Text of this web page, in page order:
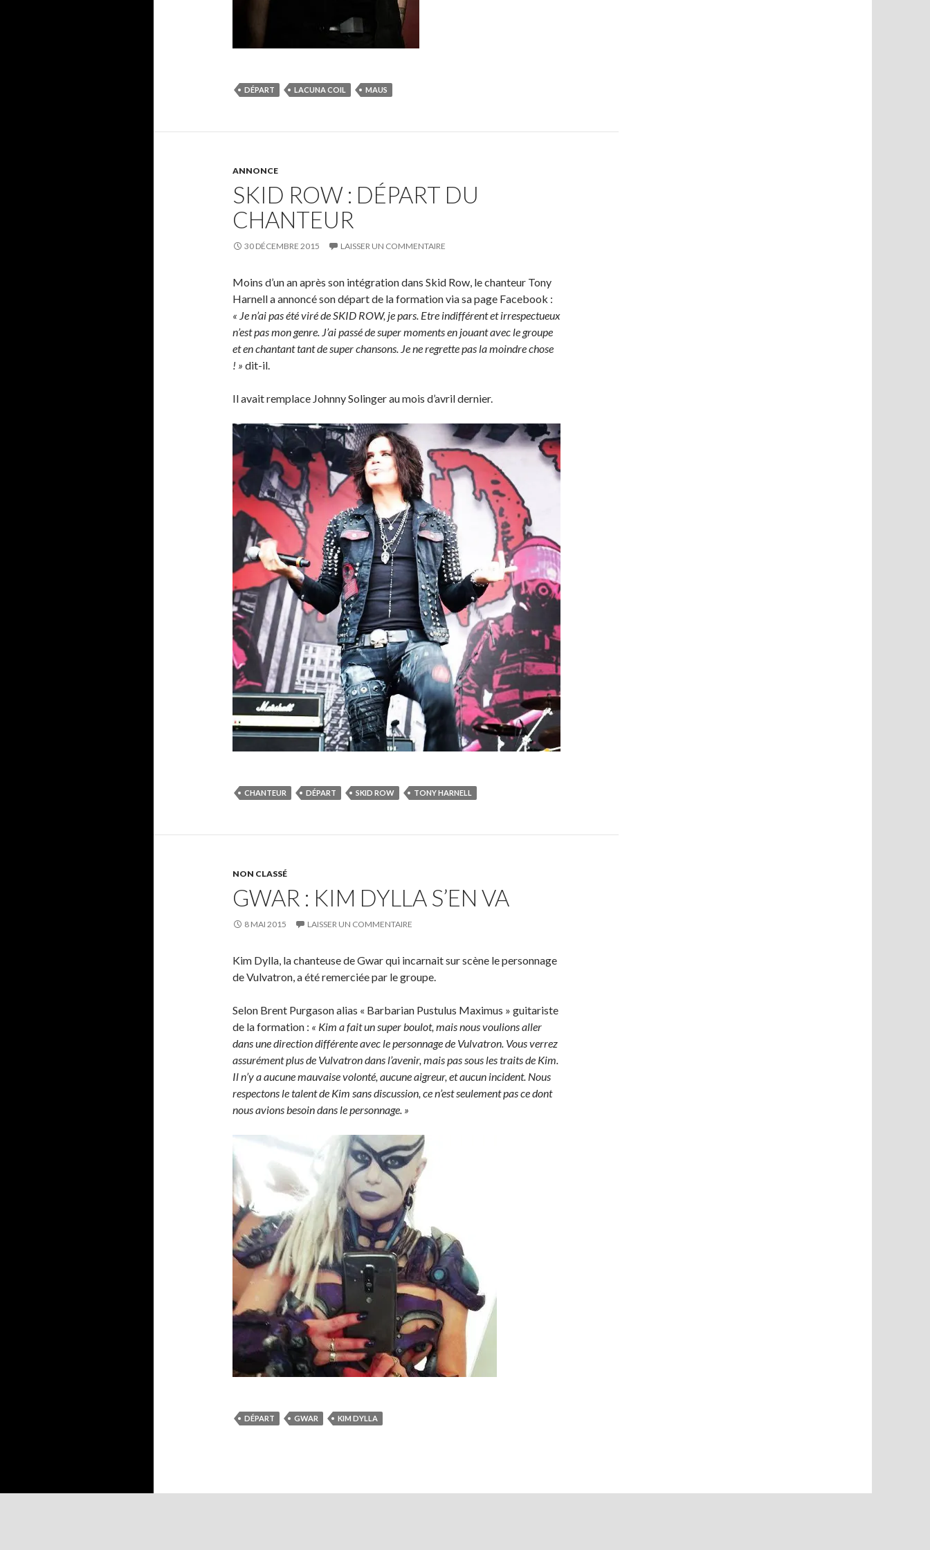
DÉPART LACUNA COIL MAUS
ANNONCE
SKID ROW : DÉPART DU
CHANTEUR
30 DÉCEMBRE 2015 LAISSER UN COMMENTAIRE
Moins d’un an après son intégration dans Skid Row, le chanteur Tony
Harnell a annoncé son départ de la formation via sa page Facebook :
« Je n’ai pas été viré de SKID ROW, je pars. Etre indifférent et irrespectueux
n’est pas mon genre. J’ai passé de super moments en jouant avec le groupe
et en chantant tant de super chansons. Je ne regrette pas la moindre chose
! » dit-il.
Il avait remplace Johnny Solinger au mois d’avril dernier.
CHANTEUR DÉPART SKID ROW TONY HARNELL
NON CLASSÉ
GWAR : KIM DYLLA S’EN VA
8 MAI 2015 LAISSER UN COMMENTAIRE
Kim Dylla, la chanteuse de Gwar qui incarnait sur scène le personnage
de Vulvatron, a été remerciée par le groupe.
Selon Brent Purgason alias « Barbarian Pustulus Maximus » guitariste
de la formation : « Kim a fait un super boulot, mais nous voulions aller
dans une direction différente avec le personnage de Vulvatron. Vous verrez
assurément plus de Vulvatron dans l’avenir, mais pas sous les traits de Kim.
Il n’y a aucune mauvaise volonté, aucune aigreur, et aucun incident. Nous
respectons le talent de Kim sans discussion, ce n’est seulement pas ce dont
nous avions besoin dans le personnage. »
DÉPART GWAR KIM DYLLA